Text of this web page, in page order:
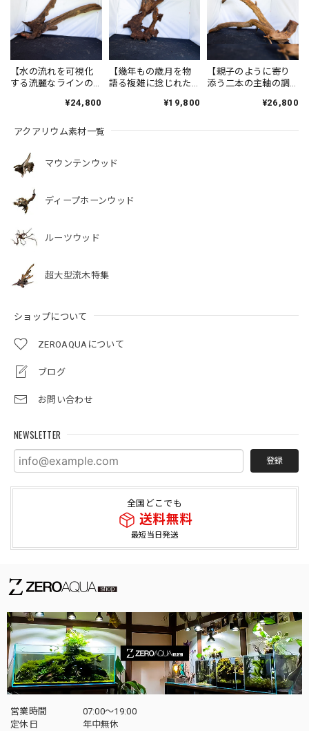
アクアリウム素材一覧
マウンテンウッド
ディープホーンウッド
ルーツウッド
超大型流木特集
ショップについて
ZEROAQUAについて
ブログ
お問い合わせ
NEWSLETTER
登録
全国どこでも
送料無料
最短当日発送
【水の流れを可視化
する流麗なラインの
【H0053】
¥24,800
【幾年もの歳月を物
語る複雑に捻じれた
ンウッド/Deep
【H0056】
¥19,800
【親子のように寄り
添う二本の主軸の調
【H0057】
¥26,800
営業時間
07:00〜19:00
定休日
年中無休